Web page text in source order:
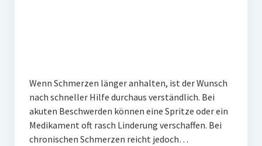
Wenn Schmerzen länger anhalten, ist der Wunsch
nach schneller Hilfe durchaus verständlich. Bei
akuten Beschwerden können eine Spritze oder ein
Medikament oft rasch Linderung verschaffen. Bei
chronischen Schmerzen reicht jedoch…